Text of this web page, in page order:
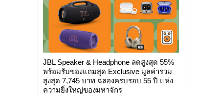
JBL Speaker & Headphone ลดสูงสุด 55%
พร้อมรับของแถมสุด Exclusive มูลค่ารวม
สูงสุด 7,745 บาท ฉลองครบรอบ 55 ปี แห่ง
ความยิ่งใหญ่ของมหาจักร